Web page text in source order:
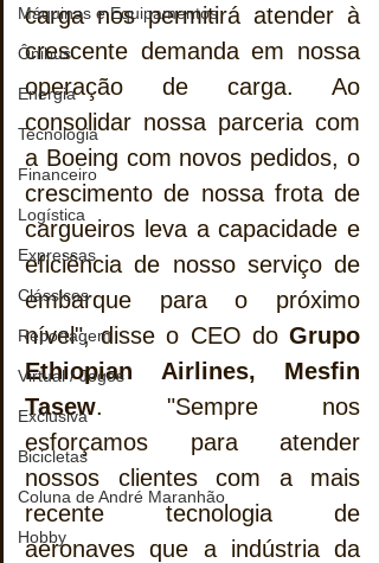
Máquinas e Equipamentos
Ônibus
Energia
Tecnologia
Financeiro
Logística
Expressas
Clássicos
Reportagem
Virtual / Jogos
Exclusiva
Bicicletas
Coluna de André Maranhão
Hobby
carga nos permitirá atender à
crescente demanda em nossa
operação de carga. Ao
consolidar nossa parceria com
a Boeing com novos pedidos, o
crescimento de nossa frota de
cargueiros leva a capacidade e
eficiência de nosso serviço de
embarque para o próximo
nível", disse o CEO do Grupo
Ethiopian Airlines, Mesfin
Tasew. "Sempre nos
esforçamos para atender
nossos clientes com a mais
recente tecnologia de
aeronaves que a indústria da